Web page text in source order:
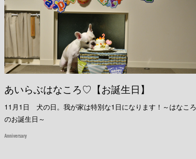
あいらぶはなころ♡【お誕生日】
11月1日 犬の日。我が家は特別な1日になります！～はなころ
のお誕生日～
Anniversary